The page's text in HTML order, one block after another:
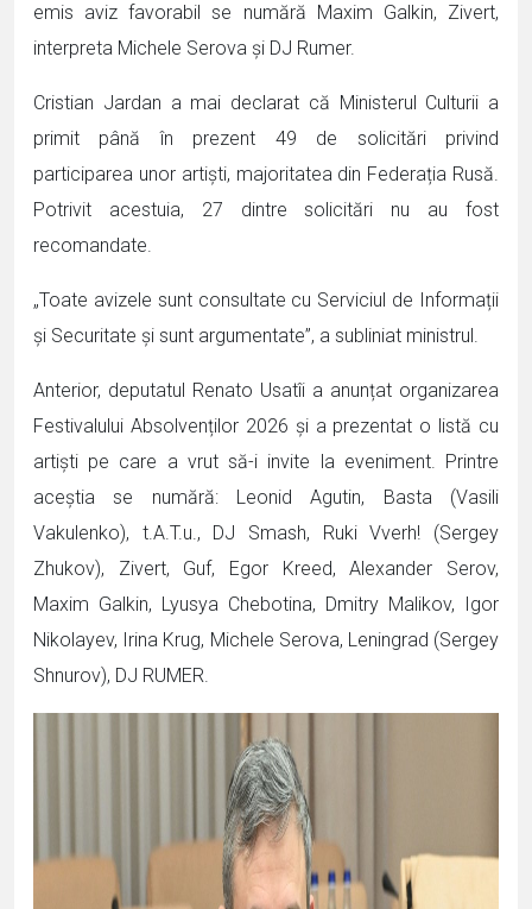
emis aviz favorabil se numără Maxim Galkin, Zivert,
interpreta Michele Serova și DJ Rumer.
Cristian Jardan a mai declarat că Ministerul Culturii a
primit până în prezent 49 de solicitări privind
participarea unor artiști, majoritatea din Federația Rusă.
Potrivit acestuia, 27 dintre solicitări nu au fost
recomandate.
„Toate avizele sunt consultate cu Serviciul de Informații
și Securitate și sunt argumentate”, a subliniat ministrul.
Anterior, deputatul Renato Usatîi a anunțat organizarea
Festivalului Absolvenților 2026 și a prezentat o listă cu
artiști pe care a vrut să-i invite la eveniment. Printre
aceștia se numără: Leonid Agutin, Basta (Vasili
Vakulenko), t.A.T.u., DJ Smash, Ruki Vverh! (Sergey
Zhukov), Zivert, Guf, Egor Kreed, Alexander Serov,
Maxim Galkin, Lyusya Chebotina, Dmitry Malikov, Igor
Nikolayev, Irina Krug, Michele Serova, Leningrad (Sergey
Shnurov), DJ RUMER.